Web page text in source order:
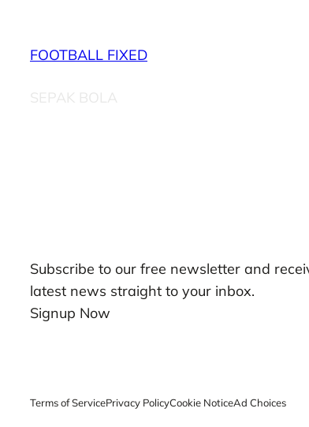
FOOTBALL FIXED
SEPAK BOLA
Subscribe to our free newsletter and
latest news straight to your inbox.
Signup Now
Terms of ServicePrivacy PolicyCookie NoticeAd Choices